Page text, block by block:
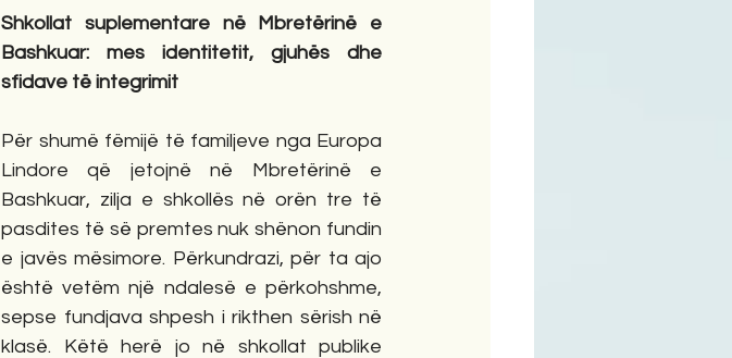
Shkollat suplementare në Mbretërinë e
Bashkuar: mes identitetit, gjuhës dhe
sfidave të integrimit
Për shumë fëmijë të familjeve nga Europa
Lindore që jetojnë në Mbretërinë e
Bashkuar, zilja e shkollës në orën tre të
pasdites të së premtes nuk shënon fundin
e javës mësimore. Përkundrazi, për ta ajo
është vetëm një ndalesë e përkohshme,
sepse fundjava shpesh i rikthen sërish në
klasë. Këtë herë jo në shkollat publike